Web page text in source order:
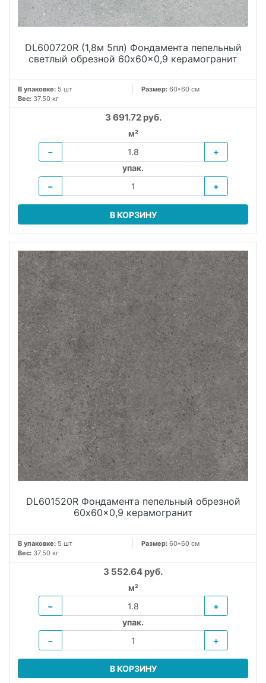
DL600720R (1,8м 5пл) Фондамента пепельный
светлый обрезной 60x60x0,9 керамогранит
В упаковке: 5 шт Размер: 60*60 см
Вес: 37.50 кг
3 691.72 руб.
м²
−
+
упак.
−
+
В КОРЗИНУ
DL601520R Фондамента пепельный обрезной
60x60x0,9 керамогранит
В упаковке: 5 шт Размер: 60*60 см
Вес: 37.50 кг
3 552.64 руб.
м²
−
+
упак.
−
+
В КОРЗИНУ